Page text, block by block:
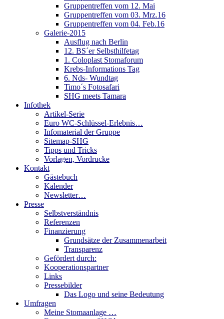
Gruppentreffen vom 12. Mai
Gruppentreffen vom 03. Mrz.16
Gruppentreffen vom 04. Feb.16
Galerie-2015
Ausflug nach Berlin
12. BS´er Selbsthilfetag
1. Coloplast Stomaforum
Krebs-Informations Tag
6. Nds- Wundtag
Timo´s Fotosafari
SHG meets Tamara
Infothek
Artikel-Serie
Euro WC-Schlüssel-Erlebnis…
Infomaterial der Gruppe
Sitemap-SHG
Tipps und Tricks
Vorlagen, Vordrucke
Kontakt
Gästebuch
Kalender
Newsletter…
Presse
Selbstverständnis
Referenzen
Finanzierung
Grundsätze der Zusammenarbeit
Transparenz
Gefördert durch:
Kooperationspartner
Links
Pressebilder
Das Logo und seine Bedeutung
Umfragen
Meine Stomaanlage …